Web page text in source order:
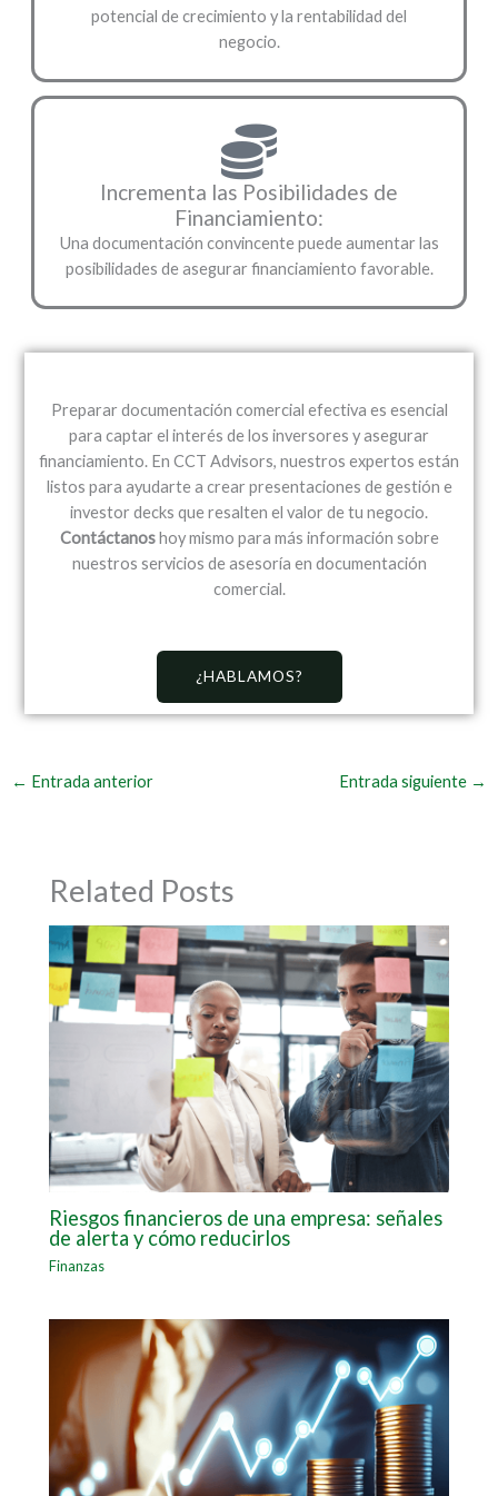
potencial de crecimiento y la rentabilidad del
negocio.
Incrementa las Posibilidades de
Financiamiento:
Una documentación convincente puede aumentar las
posibilidades de asegurar financiamiento favorable.
Preparar documentación comercial efectiva es esencial
para captar el interés de los inversores y asegurar
financiamiento. En CCT Advisors, nuestros expertos están
listos para ayudarte a crear presentaciones de gestión e
investor decks que resalten el valor de tu negocio.
Contáctanoshoy mismo para más información sobre
nuestros servicios de asesoría en documentación
comercial.
¿HABLAMOS?
← Entrada anterior Entrada siguiente →
Related Posts
Riesgos financieros de una empresa: señales
de alerta y cómo reducirlos
Finanzas